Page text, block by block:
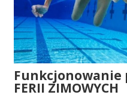
Funkcjonowanie
FERII ZIMOWYCH